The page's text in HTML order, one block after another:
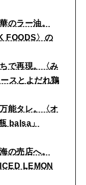
に。韓国」
の教科書。」
2026」
運術。」
識。」
のラー油。
FOODS〉の
で再現。〈み
スとよだれ鶏
能タレ。〈オ
balsa」
の売店へ。
LEMON